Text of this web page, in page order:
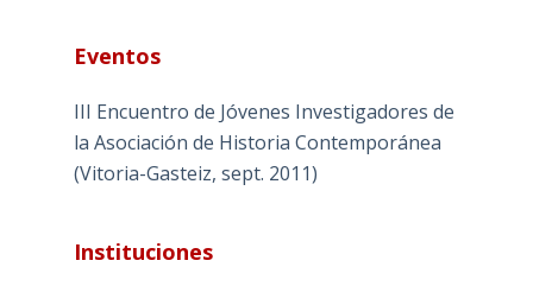
Eventos
III Encuentro de Jóvenes Investigadores de
la Asociación de Historia Contemporánea
(Vitoria-Gasteiz, sept. 2011)
Instituciones